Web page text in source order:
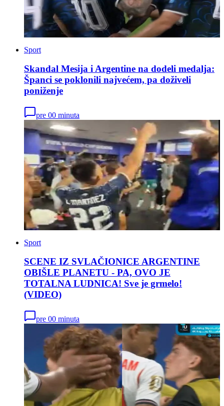
Sport
Skandal Mesija i Argentine na dodeli medalja:
Španci se poklonili najvećem, pa doživeli
poniženje
pre 00 minuta
Sport
SCENE IZ SVLAČIONICE ARGENTINE
OBIŠLE PLANETU - PA, OVO JE
TOTALNA LUDNICA! Sve je grmelo!
(VIDEO)
pre 00 minuta